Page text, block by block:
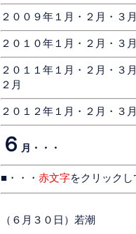
２００９年 １月 ・ ２月 ・ ３
２０１０年 １月 ・ ２月 ・ ３
２０１１年 １月 ・ ２月 ・ ３
２月
２０１２年 １月 ・ ２月 ・ ３
６ 月・・・
■・・・ 赤文字をクリック
（６月３０日）若潮